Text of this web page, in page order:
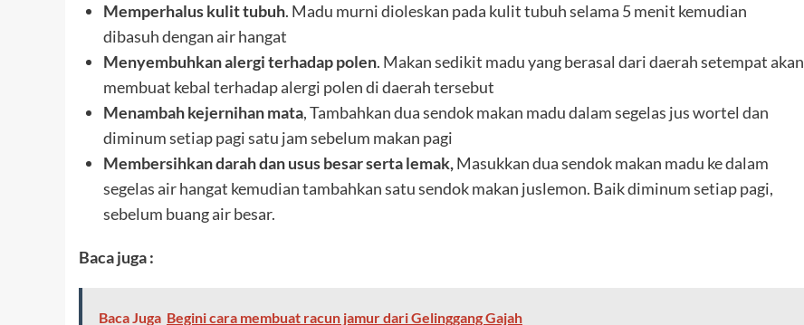
Memperhalus kulit tubuh. Madu murni dioleskan pada kulit tubuh selama 5 menit kemudian
dibasuh dengan air hangat
Menyembuhkan alergi terhadap polen. Makan sedikit madu yang berasal dari daerah setempat akan
membuat kebal terhadap alergi polen di daerah tersebut
Menambah kejernihan mata, Tambahkan dua sendok makan madu dalam segelas jus wortel dan
diminum setiap pagi satu jam sebelum makan pagi
Membersihkan darah dan usus besar serta lemak,Masukkan dua sendok makan madu ke dalam
segelas air hangat kemudian tambahkan satu sendok makan juslemon. Baik diminum setiap pagi,
sebelum buang air besar.
Baca juga :
Baca Juga Begini cara membuat racun jamur dari Gelinggang Gajah